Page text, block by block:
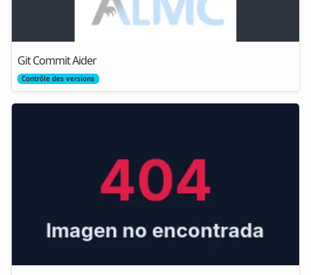
Git Commit Aider
Contrôle des versions